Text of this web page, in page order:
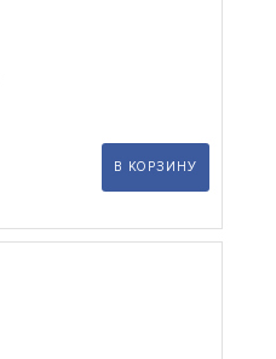
В КОРЗИНУ